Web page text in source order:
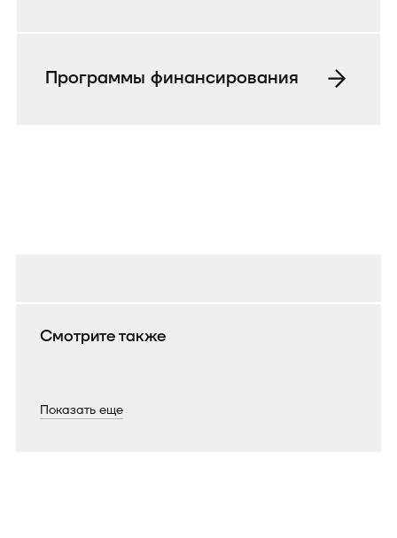
Программы финансирования
Смотрите также
Показать еще